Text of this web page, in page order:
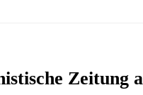
Zei­tung